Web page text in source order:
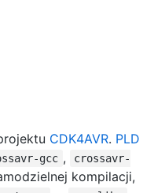
CDK4AVR. PLD
gcc ,
crossavr-
kompilacji,